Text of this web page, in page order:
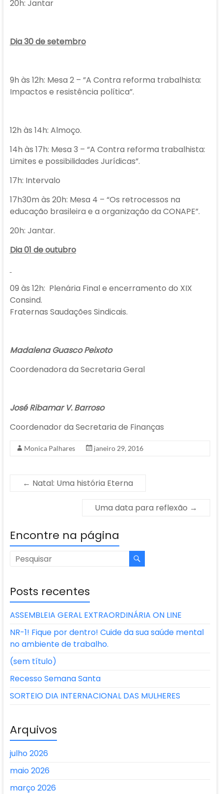
20h: Jantar
Dia 30 de setembro
9h às 12h: Mesa 2 – ”A Contra reforma trabalhista:
Impactos e resistência política”.
12h às 14h: Almoço.
14h às 17h: Mesa 3 – “A Contra reforma trabalhista:
Limites e possibilidades Jurídicas”.
17h: Intervalo
17h30m às 20h: Mesa 4 – “Os retrocessos na
educação brasileira e a organização da CONAPE”.
20h: Jantar.
Dia 01 de outubro
09 às 12h: Plenária Final e encerramento do XIX
Consind.
Fraternas Saudações Sindicais.
Madalena Guasco Peixoto
Coordenadora da Secretaria Geral
José Ribamar V. Barroso
Coordenador da Secretaria de Finanças
Monica Palhares janeiro 29, 2016
← Natal: Uma história Eterna
Uma data para reflexão →
Encontre na página
Posts recentes
ASSEMBLEIA GERAL EXTRAORDINÁRIA ON LINE
NR-1! Fique por dentro! Cuide da sua saúde mental
no ambiente de trabalho.
(sem título)
Recesso Semana Santa
SORTEIO DIA INTERNACIONAL DAS MULHERES
Arquivos
julho 2026
maio 2026
março 2026